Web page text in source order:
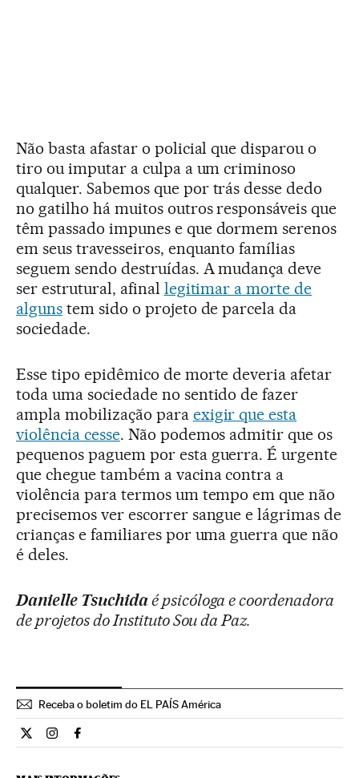
Não basta afastar o policial que disparou o
tiro ou imputar a culpa a um criminoso
qualquer. Sabemos que por trás desse dedo
no gatilho há muitos outros responsáveis que
têm passado impunes e que dormem serenos
em seus travesseiros, enquanto famílias
seguem sendo destruídas. A mudança deve
ser estrutural, afinal legitimar a morte de
algunstem sido o projeto de parcela da
sociedade.
Esse tipo epidêmico de morte deveria afetar
toda uma sociedade no sentido de fazer
ampla mobilização para exigir que esta
violência cesse. Não podemos admitir que os
pequenos paguem por esta guerra. É urgente
que chegue também a vacina contra a
violência para termos um tempo em que não
precisemos ver escorrer sangue e lágrimas de
crianças e familiares por uma guerra que não
é deles.
Danielle Tsuchidaé psicóloga e coordenadora
de projetos do Instituto Sou da Paz.
Receba o boletim do EL PAÍS América
Opiniao El País Brasil en Twitter
Opiniao El País Brasil en Instagram
Opiniao El País Brasil en Facebook